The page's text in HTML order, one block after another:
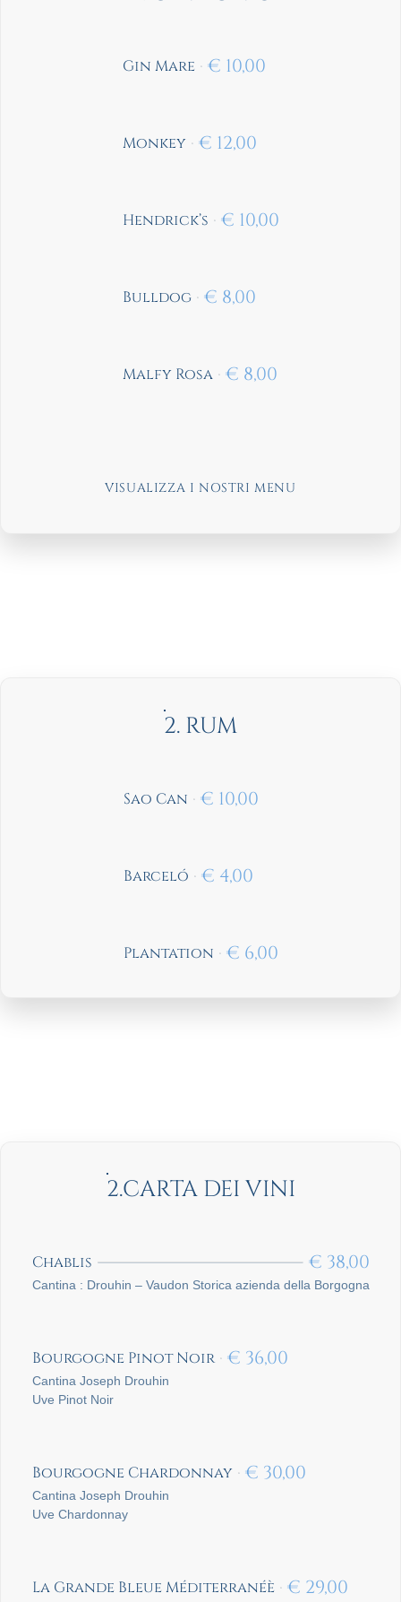
Gin Mare € 10,00
Monkey € 12,00
Hendrick’s € 10,00
Bulldog € 8,00
Malfy Rosa € 8,00
VISUALIZZA I NOSTRI MENU
2. RUM
Sao Can € 10,00
Barceló € 4,00
Plantation € 6,00
2.CARTA DEI VINI
Chablis € 38,00
Cantina : Drouhin – Vaudon Storica azienda della Borgogna
Bourgogne Pinot Noir € 36,00
Cantina Joseph Drouhin
Uve Pinot Noir
Bourgogne Chardonnay € 30,00
Cantina Joseph Drouhin
Uve Chardonnay
La Grande Bleue Méditerranéè € 29,00